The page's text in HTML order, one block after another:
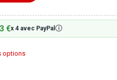
€x 4 avec PayPal🛈
options